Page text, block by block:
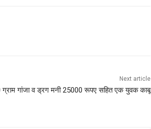
Next article
ग्राम गांजा व ड्रग मनी 25000 रूपए सहित एक युवक काबू